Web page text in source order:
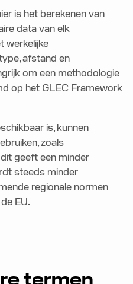
is het berekenen van
data van elk
werkelijke
afstand en
om een methodologie
op het GLEC Framework
is, kunnen
zoals
geeft een minder
steeds minder
regionale normen
EU.